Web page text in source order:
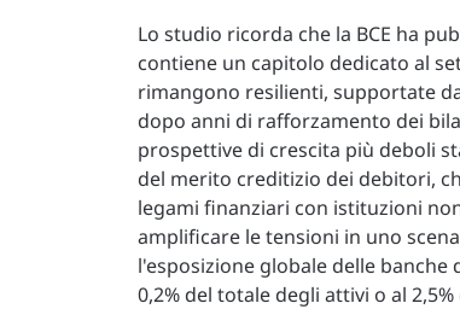
Lo studio ricorda che la BCE ha
contiene un capitolo dedicato al
rimangono resilienti, supportate
dopo anni di rafforzamento dei
prospettive di crescita più deboli
del merito creditizio dei debitori,
legami finanziari con istituzioni
amplificare le tensioni in uno
l'esposizione globale delle
0,2% del totale degli attivi o al